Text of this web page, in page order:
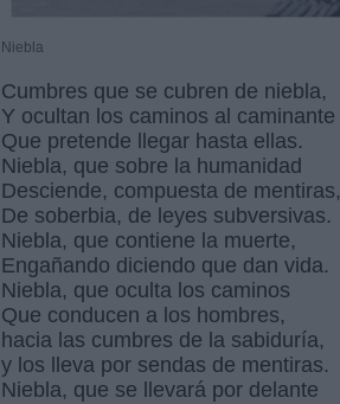
Niebla
Cumbres que se cubren de niebla,
Y ocultan los caminos al caminante
Que pretende llegar hasta ellas.
Niebla, que sobre la humanidad
Desciende, compuesta de mentiras,
De soberbia, de leyes subversivas.
Niebla, que contiene la muerte,
Engañando diciendo que dan vida.
Niebla, que oculta los caminos
Que conducen a los hombres,
hacia las cumbres de la sabiduría,
y los lleva por sendas de mentiras.
Niebla, que se llevará por delante